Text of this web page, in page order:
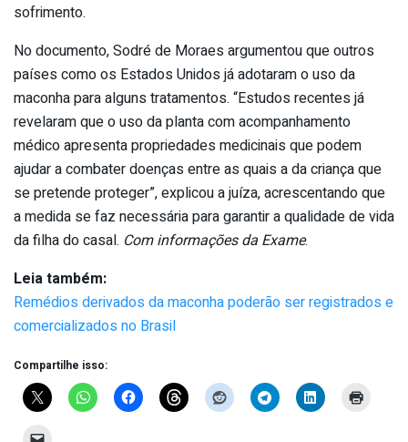
sofrimento.
No documento, Sodré de Moraes argumentou que outros
países como os Estados Unidos já adotaram o uso da
maconha para alguns tratamentos. “Estudos recentes já
revelaram que o uso da planta com acompanhamento
médico apresenta propriedades medicinais que podem
ajudar a combater doenças entre as quais a da criança que
se pretende proteger”, explicou a juíza, acrescentando que
a medida se faz necessária para garantir a qualidade de vida
da filha do casal. Com informações da Exame.
Leia também:
Remédios derivados da maconha poderão ser registrados e
comercializados no Brasil
Compartilhe isso: